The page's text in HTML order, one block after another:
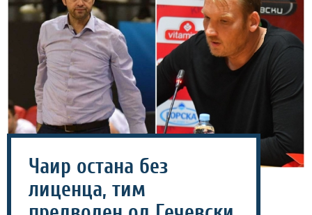
Чаир остана без
лиценца, тим